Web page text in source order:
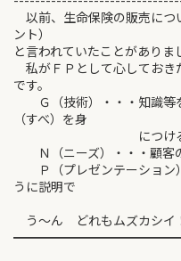
以前、生命保険の販売につ
ント）
と言われていたことがありま
私がＦＰとして心しておき
です。
Ｇ（技術）・・・知識等
（すべ）を身
につける
Ｎ（ニーズ）・・・顧客
Ｐ（プレゼンテーション
うに説明で
きる
う～ん どれもムズカシイ